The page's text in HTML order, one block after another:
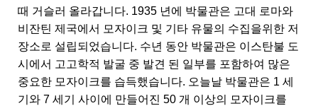
때 거슬러 올라갑니다. 1935 년에 박물관은 고대 로마와
비잔틴 제국에서 모자이크 및 기타 유물의 수집을위한 저
장소로 설립되었습니다. 수년 동안 박물관은 이스탄불 도
시에서 고고학적 발굴 중 발견 된 일부를 포함하여 많은
중요한 모자이크를 습득했습니다. 오늘날 박물관은 1 세
기와 7 세기 사이에 만들어진 50 개 이상의 모자이크를